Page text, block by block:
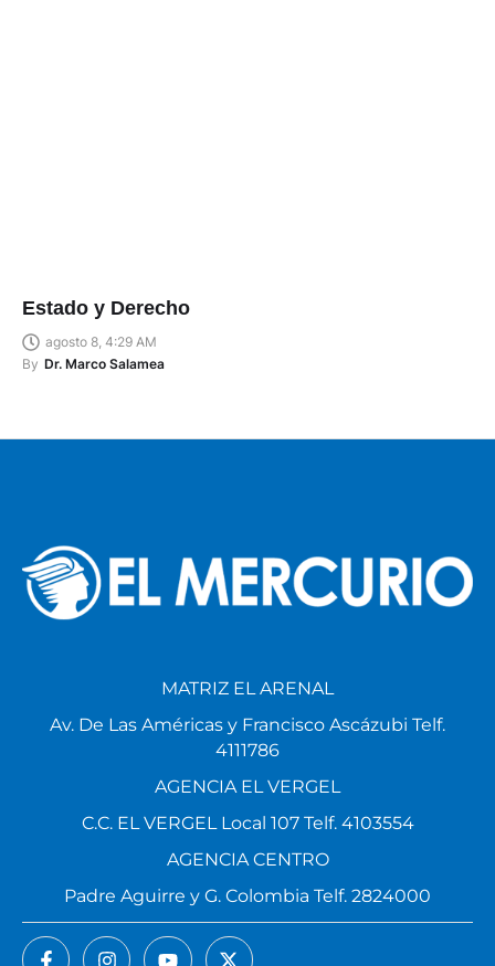
Estado y Derecho
agosto 8, 4:29 AM
By Dr. Marco Salamea
MATRIZ EL ARENAL
Av. De Las Américas y Francisco Ascázubi Telf.
4111786
AGENCIA EL VERGEL
C.C. EL VERGEL Local 107 Telf. 4103554
AGENCIA CENTRO
Padre Aguirre y G. Colombia Telf. 2824000